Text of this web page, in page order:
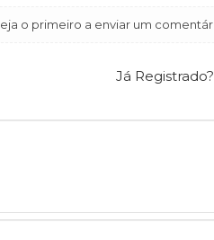
o primeiro a enviar um
Já Registrado?